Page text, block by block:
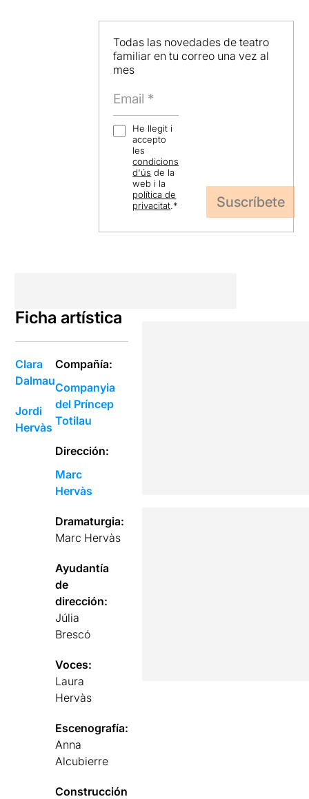
Todas las novedades de teatro
familiar en tu correo una vez al
mes
He llegit i
accepto
les
condicions
d'ús de la
web i la
política de
privacitat.*
Ficha artística
Clara
Dalmau
Jordi
Hervàs
Compañía:
Companyia
del Príncep
Totilau
Dirección:
Marc
Hervàs
Dramaturgia:
Marc Hervàs
Ayudantía
de
dirección:
Júlia
Brescó
Voces:
Laura
Hervàs
Escenografía:
Anna
Alcubierre
Construcción